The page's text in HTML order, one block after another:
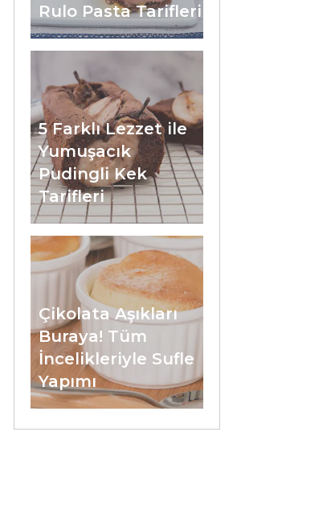
Rulo Pasta Tarifleri
5 Farklı Lezzet ile
Yumuşacık
Pudingli Kek
Tarifleri
Çikolata Aşıkları
Buraya! Tüm
İncelikleriyle Sufle
Yapımı